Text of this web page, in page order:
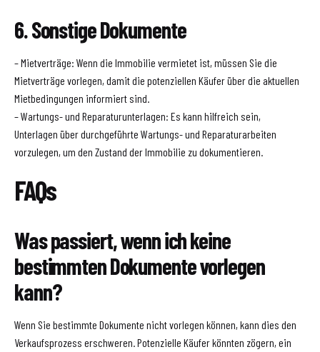
6. Sonstige Dokumente
– Mietverträge: Wenn die Immobilie vermietet ist, müssen Sie die
Mietverträge vorlegen, damit die potenziellen Käufer über die aktuellen
Mietbedingungen informiert sind.
– Wartungs- und Reparaturunterlagen: Es kann hilfreich sein,
Unterlagen über durchgeführte Wartungs- und Reparaturarbeiten
vorzulegen, um den Zustand der Immobilie zu dokumentieren.
FAQs
Was passiert, wenn ich keine
bestimmten Dokumente vorlegen
kann?
Wenn Sie bestimmte Dokumente nicht vorlegen können, kann dies den
Verkaufsprozess erschweren. Potenzielle Käufer könnten zögern, ein